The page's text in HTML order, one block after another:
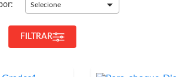
Selecione
FILTRAR